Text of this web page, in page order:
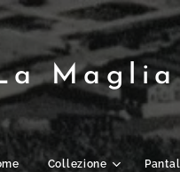
Maglia
Collezione